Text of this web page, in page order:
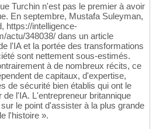
Turchin n'est pas le premier à avoir
En septembre, Mustafa Suleyman,
https://intelligence-
actu/348038/ dans un article
l'IA et la portée des transformations
sont nettement sous-estimés.
à de nombreux récits, ce
de capitaux, d'expertise,
de sécurité bien établis qui ont le
l'IA. L'entrepreneur britannique
le point d'assister à la plus grande
l'histoire ».